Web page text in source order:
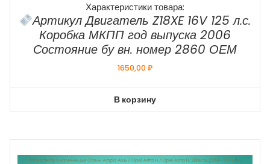
Характеристики товара:
Артикул Двигатель Z18XE 16V 125 л.с.
Коробка МКПП год выпуска 2006
Состояние бу вн. номер 2860 ОЕМ
1650,00₽
В корзину